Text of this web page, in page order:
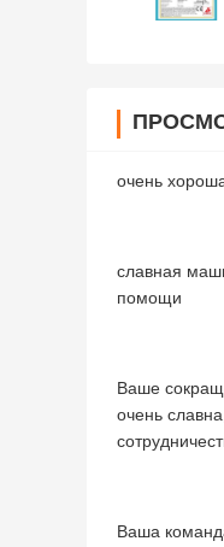
очень
славная
помощи
Ваше
очень
Ваша